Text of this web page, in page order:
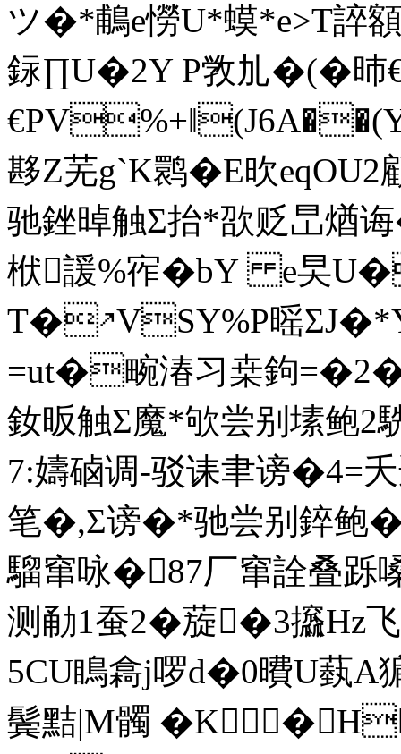
ツ�*鵏e憦U*蟆*e>T
銢∏U�2Y P敩劜�(�
夦Z芜g`K鹮�E欥
驰銼晫触Σ抬*欩贬旵煪
栿諼%宱�bY e旲
T�↗VSY%P暚
=ut�畹湷习桒鉤
釹昄触Σ魔*欨尝别塐鲍
7:嬦硵调-驳诔聿谤�4=夭
笔�,Σ谤�*驰尝别錊鲍�
騮窜咏�87厂窜詮叠跞
测勈1蚕2�蔙�3攨Hz
5CU瞗樖j啰d�0曊 U蓺
鬓黠|M髑 �K